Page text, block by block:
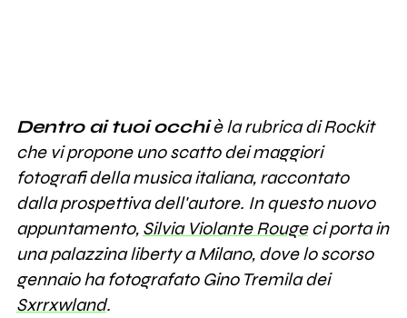
Dentro ai tuoi occhiè la rubrica di Rockit
che vi propone uno scatto dei maggiori
fotografi della musica italiana, raccontato
dalla prospettiva dell'autore. In questo nuovo
appuntamento, Silvia Violante Rougeci porta in
una palazzina liberty a Milano, dove lo scorso
gennaio ha fotografato Gino Tremila dei
Sxrrxwland.